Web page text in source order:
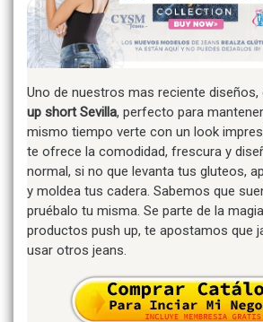
Uno de nuestros mas reciente diseños,
up short Sevilla, perfecto para
mismo tiempo verte con un look
te ofrece la comodidad, frescura y
normal, si no que levanta tus gluteos,
y moldea tus cadera. Sabemos que
pruébalo tu misma. Se parte de la
productos push up, te apostamos que
usar otros jeans.